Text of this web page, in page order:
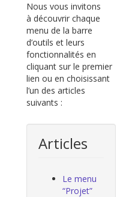
Nous vous invitons
à découvrir chaque
menu de la barre
d’outils et leurs
fonctionnalités en
cliquant sur le premier
lien ou en choisissant
l’un des articles
suivants :
Articles
Le menu
“Projet”